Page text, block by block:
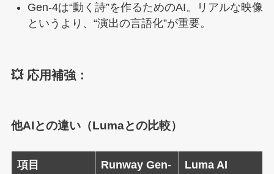
Gen-4は“動く詩”を作るためのAI。リアルな映像
というより、“演出の言語化”が重要。
💥 応用補強：
他AIとの違い（Lumaとの比較）
項目
Runway Gen-
Luma AI